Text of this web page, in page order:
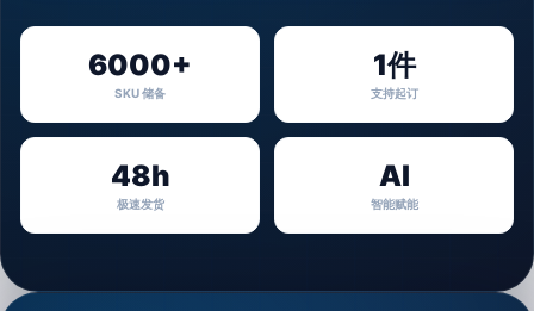
6000+
SKU 储备
1件
支持起订
48h
极速发货
AI
智能赋能